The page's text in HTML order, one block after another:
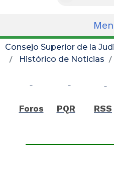
Consejo Superior de la
Histórico de Noticias
Foros PQR RSS